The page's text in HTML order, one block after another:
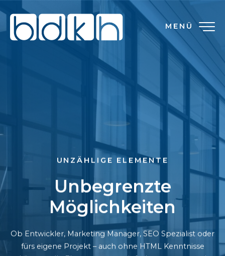
MENÜ
UNZÄHLIGE ELEMENTE
Unbegrenzte
Möglichkeiten
Ob Entwickler, Marketing Manager, SEO Spezialist oder
fürs eigene Projekt – auch ohne HTML Kenntnisse